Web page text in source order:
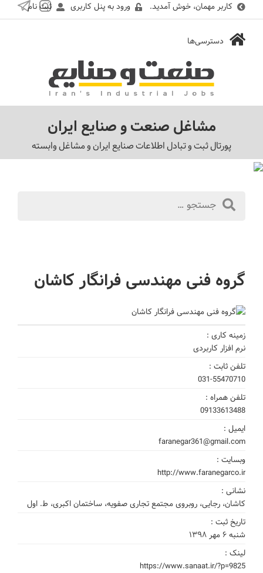
کاربر مهمان، خوش آمدید. ورود به پنل کاربری ثبت نام
مشاغل صنعت و صنایع ایران
پورتال ثبت و تبادل اطلاعات صنایع ایران و مشاغل وابسته
گروه فنی مهندسی فرانگار کاشان
زمینه کاری :
نرم افزار کاربردی
تلفن ثابت :
031-55470710
تلفن همراه :
09133613488
ایمیل :
faranegar361@gmail.com
وبسایت :
http://www.faranegarco.ir
نشانی :
کاشان، رجایی، روبروی مجتمع تجاری صفویه، ساختمان اکبری، ط. اول
تاریخ ثبت :
شنبه ۶ مهر ۱۳۹۸
لینک :
https://www.sanaat.ir/?p=9825